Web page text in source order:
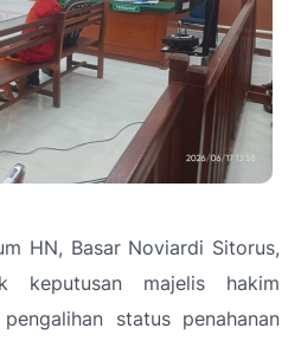
HN, Basar Noviardi Sitorus,
keputusan majelis hakim
status penahanan